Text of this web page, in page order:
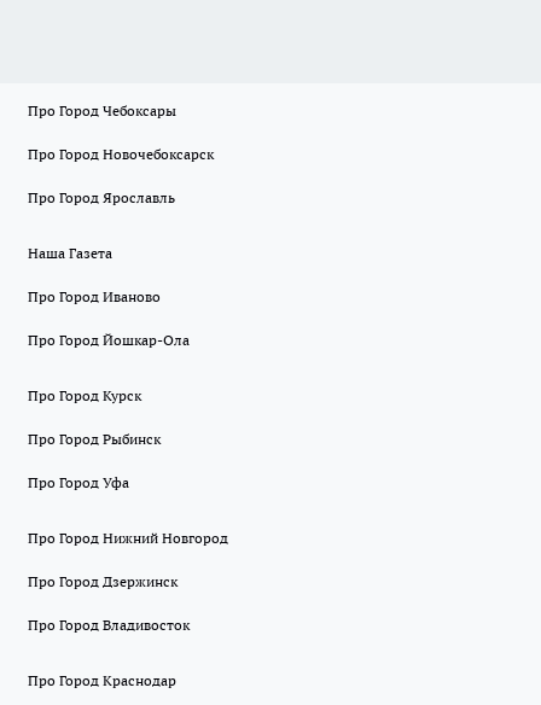
Про Город Чебоксары
Про Город Новочебоксарск
Про Город Ярославль
Наша Газета
Про Город Иваново
Про Город Йошкар-Ола
Про Город Курск
Про Город Рыбинск
Про Город Уфа
Про Город Нижний Новгород
Про Город Дзержинск
Про Город Владивосток
Про Город Краснодар